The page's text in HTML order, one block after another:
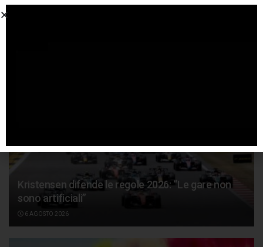
Kristensen difende le regole 2026: “Le gare non
sono artificiali”
6 AGOSTO 2026